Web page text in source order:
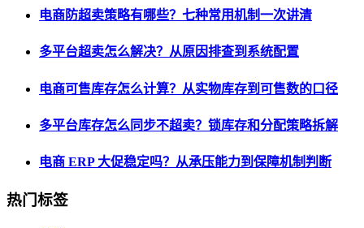
电商防超卖策略有哪些？七种常用机制一次讲清
多平台超卖怎么解决？从原因排查到系统配置
电商可售库存怎么计算？从实物库存到可售数的口径
多平台库存怎么同步不超卖？锁库存和分配策略拆解
电商 ERP 大促稳定吗？从承压能力到保障机制判断
热门标签